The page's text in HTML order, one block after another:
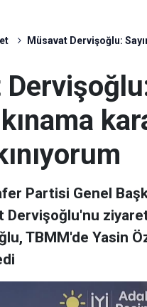
Müsavat Dervişoğlu:
Partisi Genel
Dervişoğlu'nu
TBMM'de Yasin